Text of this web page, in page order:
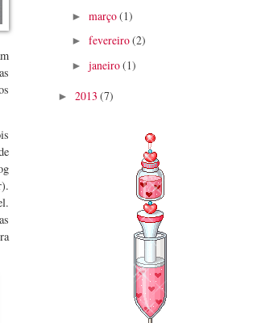
► março(1)
► fevereiro(2)
► janeiro(1)
► 2013 (7)